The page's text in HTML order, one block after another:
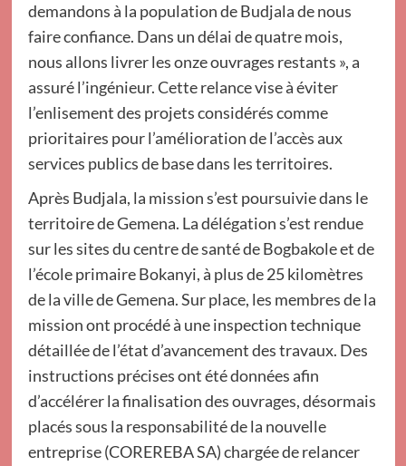
demandons à la population de Budjala de nous
faire confiance. Dans un délai de quatre mois,
nous allons livrer les onze ouvrages restants », a
assuré l’ingénieur. Cette relance vise à éviter
l’enlisement des projets considérés comme
prioritaires pour l’amélioration de l’accès aux
services publics de base dans les territoires.
Après Budjala, la mission s’est poursuivie dans le
territoire de Gemena. La délégation s’est rendue
sur les sites du centre de santé de Bogbakole et de
l’école primaire Bokanyi, à plus de 25 kilomètres
de la ville de Gemena. Sur place, les membres de la
mission ont procédé à une inspection technique
détaillée de l’état d’avancement des travaux. Des
instructions précises ont été données afin
d’accélérer la finalisation des ouvrages, désormais
placés sous la responsabilité de la nouvelle
entreprise (COREREBA SA) chargée de relancer